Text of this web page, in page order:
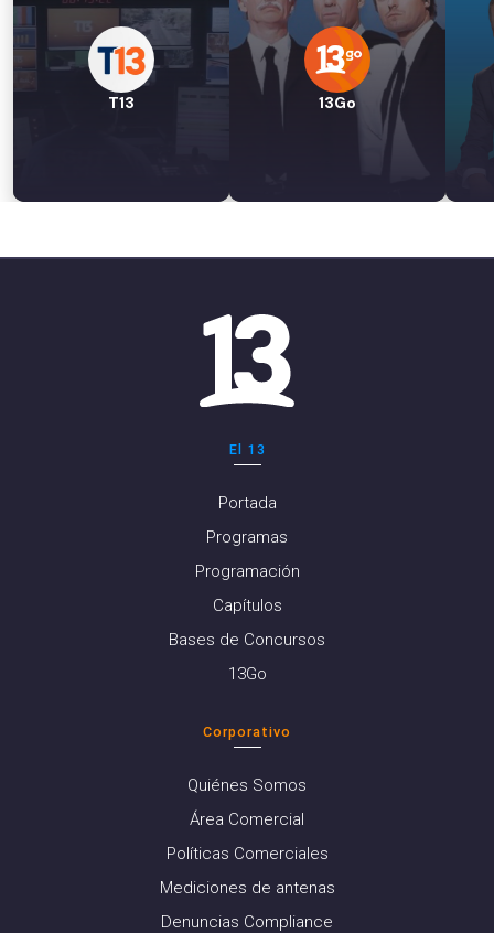
T13 13Go
El 13
Portada
Programas
Programación
Capítulos
Bases de Concursos
13Go
Corporativo
Quiénes Somos
Área Comercial
Políticas Comerciales
Mediciones de antenas
Denuncias Compliance